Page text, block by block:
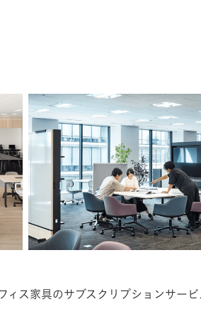
ス家具のサブスクリプションサービ